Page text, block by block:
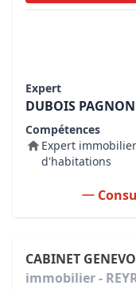
Expert
DUBOIS
Compétences
Expert
d'habitations
CABINET
immobilier -